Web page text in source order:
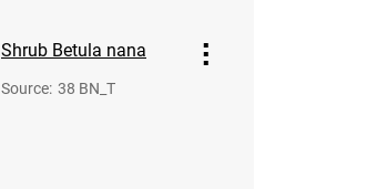
Shrub Betula nana
Source: 38 BN_T